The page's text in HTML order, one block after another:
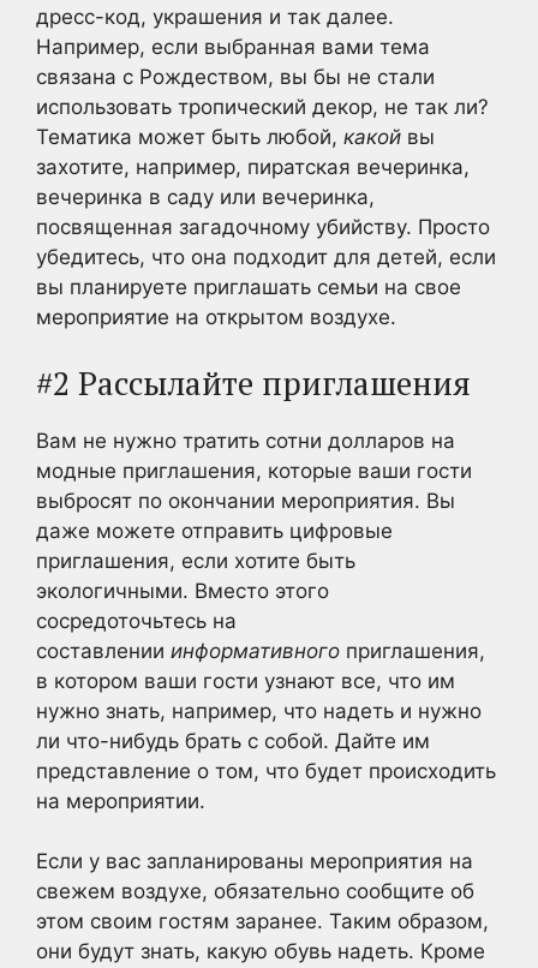
дресс-код, украшения и так далее.
Например, если выбранная вами тема
связана с Рождеством, вы бы не стали
использовать тропический декор, не так ли?
Тематика может быть любой, какой вы
захотите, например, пиратская вечеринка,
вечеринка в саду или вечеринка,
посвященная загадочному убийству. Просто
убедитесь, что она подходит для детей, если
вы планируете приглашать семьи на свое
мероприятие на открытом воздухе.
#2 Рассылайте приглашения
Вам не нужно тратить сотни долларов на
модные приглашения, которые ваши гости
выбросят по окончании мероприятия. Вы
даже можете отправить цифровые
приглашения, если хотите быть
экологичными. Вместо этого
сосредоточьтесь на
составлении информативного приглашения,
в котором ваши гости узнают все, что им
нужно знать, например, что надеть и нужно
ли что-нибудь брать с собой. Дайте им
представление о том, что будет происходить
на мероприятии.
Если у вас запланированы мероприятия на
свежем воздухе, обязательно сообщите об
этом своим гостям заранее. Таким образом,
они будут знать, какую обувь надеть. Кроме